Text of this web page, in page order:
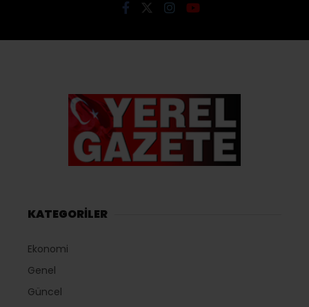
KATEGORİLER
Ekonomi
Genel
Güncel